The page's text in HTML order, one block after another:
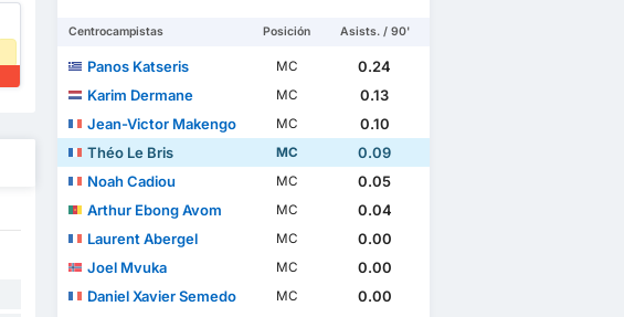
Centrocampistas Posición Asists. / 90'
Panos Katseris MC
0.24
Karim Dermane
MC
0.13
Jean-Victor Makengo
MC
0.10
Théo Le Bris
MC
0.09
Noah Cadiou
MC
0.05
Arthur Ebong Avom
MC
0.04
Laurent Abergel
MC
0.00
Joel Mvuka
MC
0.00
Daniel Xavier Semedo
MC 0.00